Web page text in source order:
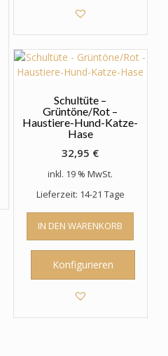
Schultüte –
Grüntöne/Rot –
Haustiere-Hund-Katze-
Hase
32,95 €
inkl. 19 % MwSt.
Lieferzeit: 14-21 Tage
IN DEN WARENKORB
Konfigurieren